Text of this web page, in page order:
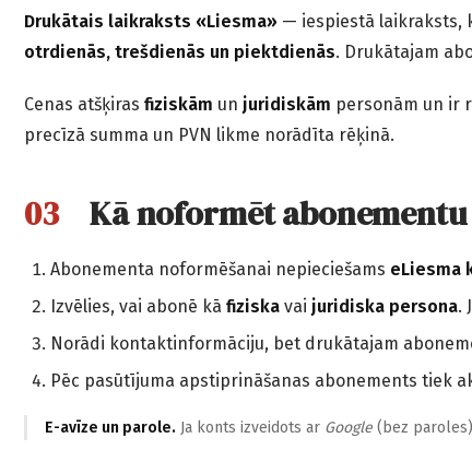
Drukātais laikraksts «Liesma» — iespiestā laikraksts,
otrdienās, trešdienās un piektdienās. Drukātajam
Cenas atšķiras fiziskām un juridiskām personām un ir
precīzā summa un PVN likme norādīta rēķinā.
Kā noformēt abonementu
Abonementa noformēšanai nepieciešams eLiesma
Izvēlies, vai abonē kā fiziska vai juridiska persona.
Norādi kontaktinformāciju, bet drukātajam
Pēc pasūtījuma apstiprināšanas abonements tiek
E-avīze un parole. Ja konts izveidots ar Google (bez